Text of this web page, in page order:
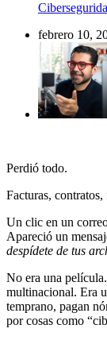
febrero 10,
Perdió todo.
Facturas,
Un clic en un
Apareció un
despídete de tus
No era una
multinacional. Era
temprano, pagan
por cosas como